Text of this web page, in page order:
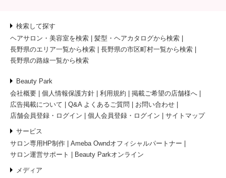
検索して探す
ヘアサロン・美容室を検索
髪型・ヘアカタログから検索
長野県のエリア一覧から検索
長野県の市区町村一覧から検索
長野県の路線一覧から検索
Beauty Park
会社概要
個人情報保護方針 利用規約
掲載ご希望の店舗様へ
広告掲載について
Q&A よくあるご質問
お問い合わせ
店舗会員登録・ログイン
個人会員登録・ログイン サイトマップ
サービス
サロン専用HP制作
Ameba Owndオフィシャルパートナー
サロン運営サポート
Beauty Parkオンライン
メディア